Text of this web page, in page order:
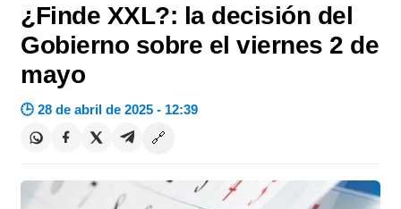
¿Finde XXL?: la decisión del
Gobierno sobre el viernes 2 de
mayo
🕒 28 de abril de 2025 - 12:39
🔗